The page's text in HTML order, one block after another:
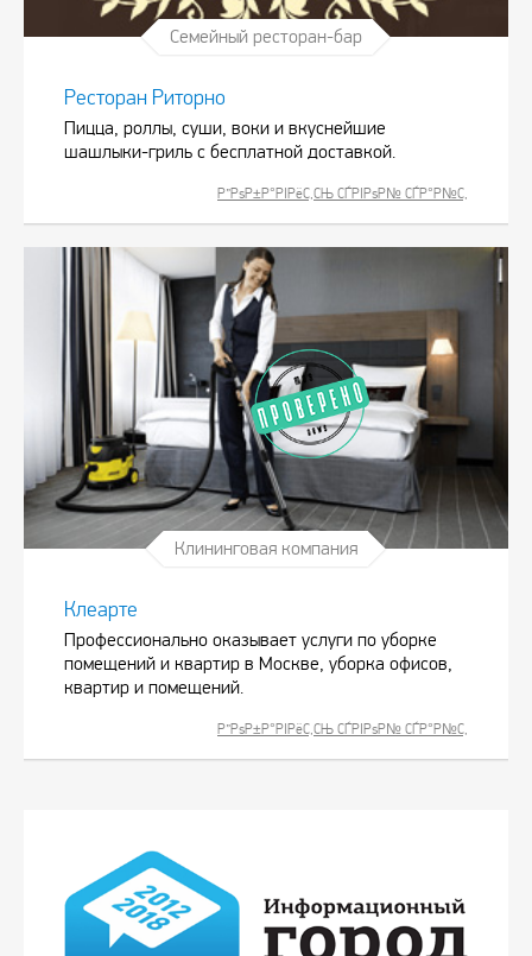
Семейный ресторан-бар
Ресторан Риторно
Пицца, роллы, суши, воки и вкуснейшие
шашлыки-гриль с бесплатной доставкой.
Р”РѕР±Р°РІРёС‚СЊ СЃРІРѕР№ СЃР°Р№С‚
Клининговая компания
Клеарте
Профессионально оказывает услуги по уборке
помещений и квартир в Москве, уборка офисов,
квартир и помещений.
Р”РѕР±Р°РІРёС‚СЊ СЃРІРѕР№ СЃР°Р№С‚